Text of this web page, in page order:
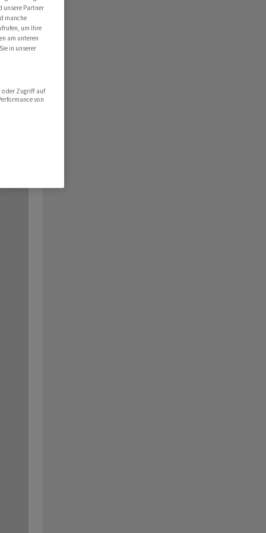
unsere Partner
manche
um Ihre
am unteren
in unserer
oder Zugriff auf
von